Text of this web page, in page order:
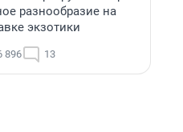
разнообразие на
экзотики
896 13